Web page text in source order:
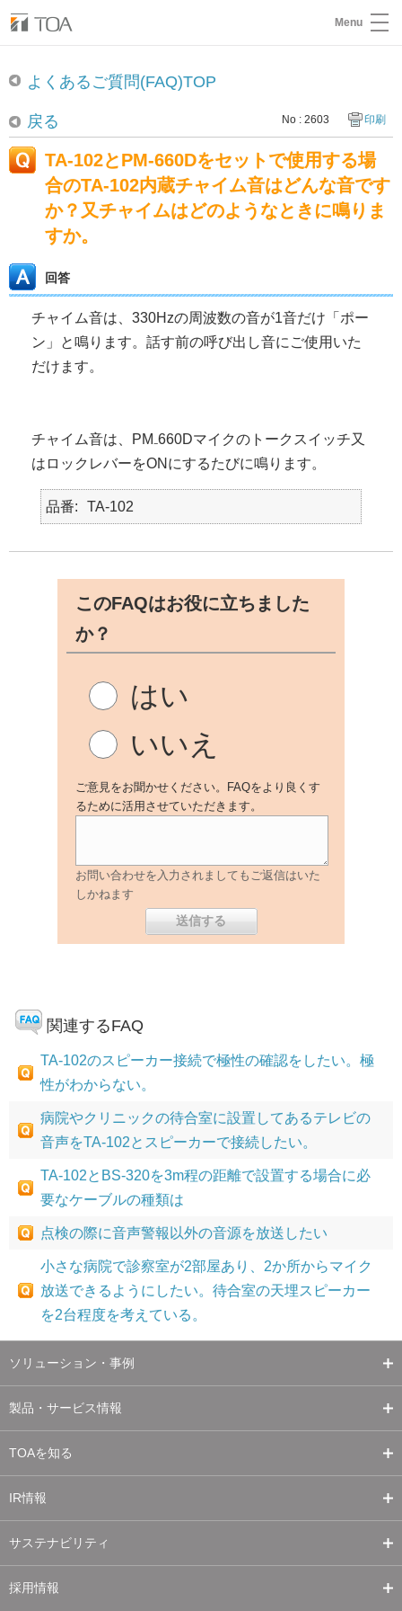
Menu
よくあるご質問(FAQ)TOP
戻る No : 2603 印刷
TA-102とPM-660Dをセットで使用する場
合のTA-102内蔵チャイム音はどんな音です
か？又チャイムはどのようなときに鳴りま
すか。
回答
チャイム音は、330Hzの周波数の音が1音だけ「ポー
ン」と鳴ります。話す前の呼び出し音にご使用いた
だけます。
チャイム音は、PM₋660Dマイクのトークスイッチ又
はロックレバーをONにするたびに鳴ります。
品番 TA-102
このFAQはお役に立ちました
か？
はい
いいえ
ご意見をお聞かせください。FAQをより良くす
るために活用させていただきます。
お問い合わせを入力されましてもご返信はいた
しかねます
関連するFAQ
TA-102のスピーカー接続で極性の確認をしたい。極
性がわからない。
病院やクリニックの待合室に設置してあるテレビの
音声をTA-102とスピーカーで接続したい。
TA-102とBS-320を3m程の距離で設置する場合に必
要なケーブルの種類は
点検の際に音声警報以外の音源を放送したい
小さな病院で診察室が2部屋あり、2か所からマイク
放送できるようにしたい。待合室の天埋スピーカー
を2台程度を考えている。
ソリューション・事例
製品・サービス情報
TOAを知る
IR情報
サステナビリティ
採用情報